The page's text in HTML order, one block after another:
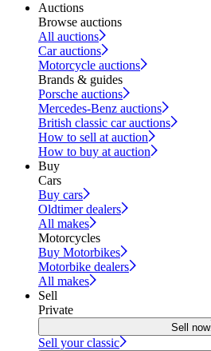
Auctions
Browse auctions
All auctions
Car auctions
Motorcycle auctions
Brands & guides
Porsche auctions
Mercedes-Benz auctions
British classic car auctions
How to sell at auction
How to buy at auction
Buy
Cars
Buy cars
Oldtimer dealers
All makes
Motorcycles
Buy Motorbikes
Motorbike dealers
All makes
Sell
Private
Sell now
Sell your classic